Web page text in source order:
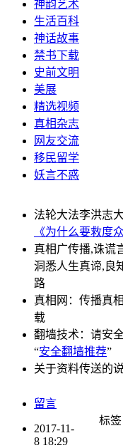
神韵艺术
生活百科
神话故事
禁书下载
史前文明
美展
精选视频
真相杂志
网友交流
移民留学
妖言不惑
法轮大法李洪志
《为什么要救度
真相广传播,诛谎
洞悉人生真谛,良
路
真相网：传播真
载
翻墙技术：请安
“安全翻墙推荐”
关于资料传送的
留言
标签
2017-11-
8 18:29